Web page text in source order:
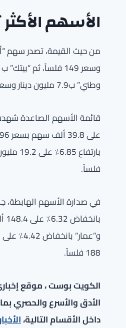
الأسهم الأكثر
وطني” ب7.9 مليون دينار وسعر 826 فلساً.
فلساً.
188 فلساً.
الكويت بوست ، موقع
الأدق والأسرع والحصري
داخل الأقسام التالية،